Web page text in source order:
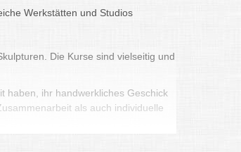
Werkstätten und Studios
Die Kurse sind vielseitig und
haben, ihr handwerkliches Geschick
als auch individuelle